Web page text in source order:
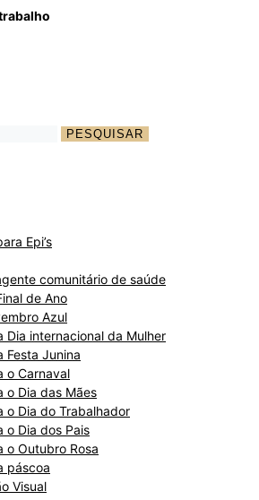
Epi’s
comunitário de saúde
de Ano
Azul
Dia internacional da Mulher
Festa Junina
o Carnaval
o Dia das Mães
o Dia do Trabalhador
o Dia dos Pais
o Outubro Rosa
páscoa
Visual